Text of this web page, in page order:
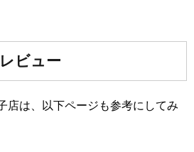
ビュー
店は、以下ページも参考にしてみ